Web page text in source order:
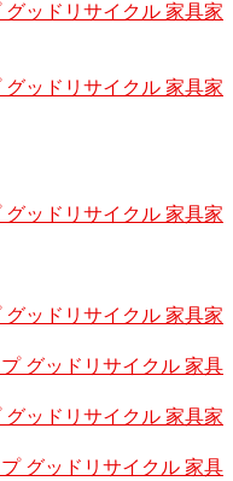
ッドリサイクル 家具家
ッドリサイクル 家具家
ッドリサイクル 家具家
ッドリサイクル 家具家
グッドリサイクル 家具
ッドリサイクル 家具家
グッドリサイクル 家具